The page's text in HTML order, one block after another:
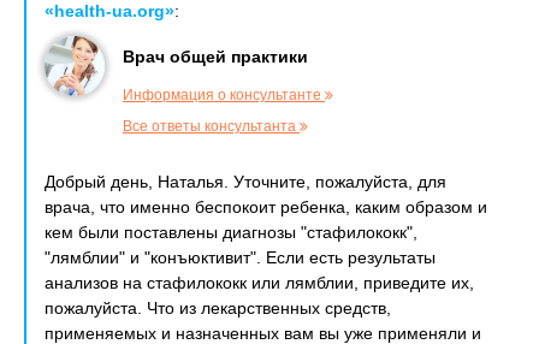
«health-ua.org»:
Врач общей практики
Информация о консультанте
Все ответы консультанта
Добрый день, Наталья. Уточните, пожалуйста, для
врача, что именно беспокоит ребенка, каким образом и
кем были поставлены диагнозы "стафилококк",
"лямблии" и "конъюктивит". Если есть результаты
анализов на стафилококк или лямблии, приведите их,
пожалуйста. Что из лекарственных средств,
применяемых и назначенных вам вы уже применяли и